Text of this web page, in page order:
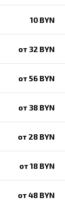
10 BYN
от 32 BYN
от 56 BYN
от 38 BYN
от 28 BYN
от 18 BYN
от 48 BYN